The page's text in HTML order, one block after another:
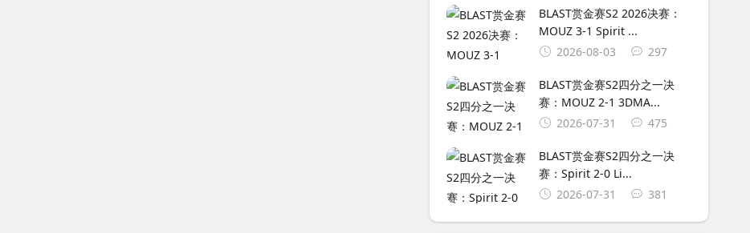
BLAST赏金赛S2 2026决赛：
MOUZ 3-1 Spirit ...
2026-08-03
297
BLAST赏金赛S2四分之一决
赛：MOUZ 2-1 3DMA...
2026-07-31
475
BLAST赏金赛S2四分之一决
赛：Spirit 2-0 Li...
2026-07-31
381